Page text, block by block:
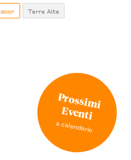
Terre Alte
Prossimi
Eventi
a calendario